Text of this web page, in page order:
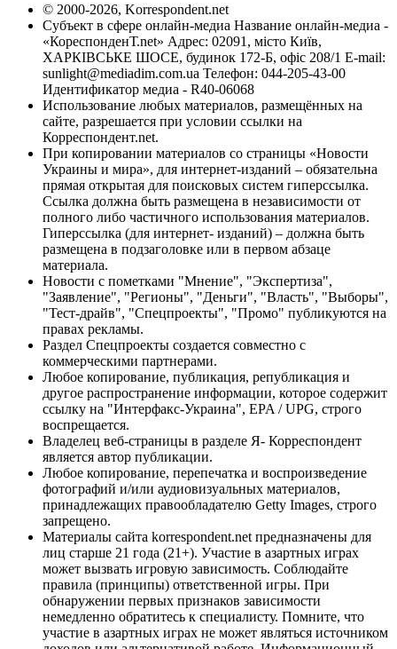
© 2000-2026, Korrespondent.net
Субъект в сфере онлайн-медиа Название онлайн-медиа -
«КореспонденТ.net» Адрес: 02091, місто Київ,
ХАРКІВСЬКЕ ШОСЕ, будинок 172-Б, офіс 208/1 E-mail:
sunlight@mediadim.com.ua Телефон: 044-205-43-00
Идентификатор медиа - R40-06068
Использование любых материалов, размещённых на
сайте, разрешается при условии ссылки на
Корреспондент.net.
При копировании материалов со страницы «Новости
Украины и мира», для интернет-изданий – обязательна
прямая открытая для поисковых систем гиперссылка.
Ссылка должна быть размещена в независимости от
полного либо частичного использования материалов.
Гиперссылка (для интернет- изданий) – должна быть
размещена в подзаголовке или в первом абзаце
материала.
Новости с пометками "Мнение", "Экспертиза",
"Заявление", "Регионы", "Деньги", "Власть", "Выборы",
"Тест-драйв", "Спецпроекты", "Промо" публикуются на
правах рекламы.
Раздел Спецпроекты создается совместно с
коммерческими партнерами.
Любое копирование, публикация, републикация и
другое распространение информации, которое содержит
ссылку на "Интерфакс-Украина", EPA / UPG, строго
воспрещается.
Владелец веб-страницы в разделе Я- Корреспондент
является автор публикации.
Любое копирование, перепечатка и воспроизведение
фотографий и/или аудиовизуальных материалов,
принадлежащих правообладателю Getty Images, строго
запрещено.
Материалы сайта korrespondent.net предназначены для
лиц старше 21 года (21+). Участие в азартных играх
может вызвать игровую зависимость. Соблюдайте
правила (принципы) ответственной игры. При
обнаружении первых признаков зависимости
немедленно обратитесь к специалисту. Помните, что
участие в азартных играх не может являться источником